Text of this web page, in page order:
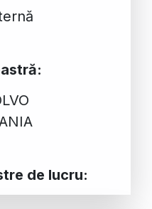
de lucru: